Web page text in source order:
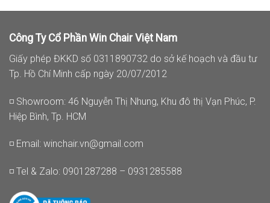
Công Ty Cổ Phần Win Chair Việt Nam
Giấy phép ĐKKD số 0311890732 do sở kế hoạch và đầu tư
Tp. Hồ Chí Minh cấp ngày 20/07/2012
◽ Showroom: 46 Nguyễn Thị Nhung, Khu đô thị Vạn Phúc, P.
Hiệp Bình, Tp. HCM
◽ Email: winchair.vn@gmail.com
◽ Tel & Zalo: 0901287288 – 0931285588